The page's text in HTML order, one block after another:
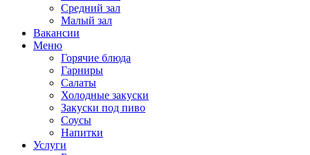
Средний зал
Малый зал
Вакансии
Меню
Горячие блюда
Гарниры
Салаты
Холодные закуски
Закуски под пиво
Соусы
Напитки
Услуги